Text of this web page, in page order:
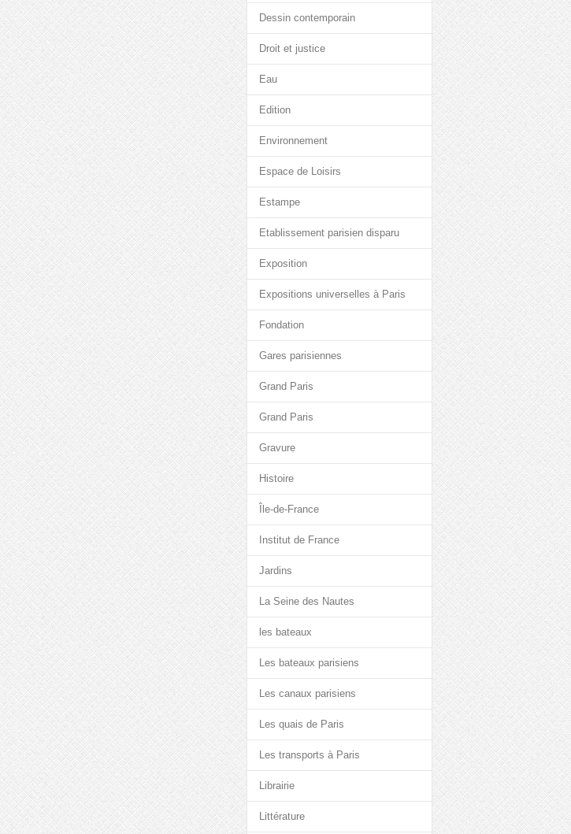
Dessin contemporain
Droit et justice
Eau
Edition
Environnement
Espace de Loisirs
Estampe
Etablissement parisien disparu
Exposition
Expositions universelles à Paris
Fondation
Gares parisiennes
Grand Paris
Grand Paris
Gravure
Histoire
Île-de-France
Institut de France
Jardins
La Seine des Nautes
les bateaux
Les bateaux parisiens
Les canaux parisiens
Les quais de Paris
Les transports à Paris
Librairie
Littérature